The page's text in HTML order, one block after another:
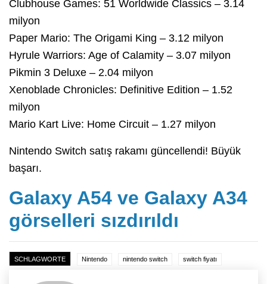
Clubhouse Games: 51 Worldwide Classics – 3.14
milyon
Paper Mario: The Origami King – 3.12 milyon
Hyrule Warriors: Age of Calamity – 3.07 milyon
Pikmin 3 Deluxe – 2.04 milyon
Xenoblade Chronicles: Definitive Edition – 1.52
milyon
Mario Kart Live: Home Circuit – 1.27 milyon
Nintendo Switch satış rakamı güncellendi! Büyük
başarı.
Galaxy A54 ve Galaxy A34
görselleri sızdırıldı
SCHLAGWORTE Nintendo nintendo switch switch fiyatı